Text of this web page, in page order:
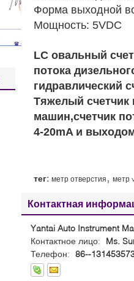
Форма выходной
Мощность: 5VDC
LC овальный
потока
гидравлический
Тяжелый счетчик
машин,счетчик
4-20mA и
тег: метр отверстия , метр
Контактная
Yantai Auto Instrument
Контактное лицо:
Ms.
Телефон: 86--